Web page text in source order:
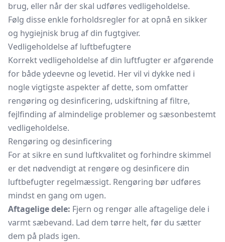
brug, eller når der skal udføres vedligeholdelse.
Følg disse enkle forholdsregler for at opnå en sikker
og hygiejnisk brug af din fugtgiver.
Vedligeholdelse af luftbefugtere
Korrekt vedligeholdelse af din luftfugter er afgørende
for både ydeevne og levetid. Her vil vi dykke ned i
nogle vigtigste aspekter af dette, som omfatter
rengøring og desinficering, udskiftning af filtre,
fejlfinding af almindelige problemer og sæsonbestemt
vedligeholdelse.
Rengøring og desinficering
For at sikre en sund luftkvalitet og forhindre skimmel
er det nødvendigt at rengøre og desinficere din
luftbefugter regelmæssigt. Rengøring bør udføres
mindst en gang om ugen.
Aftagelige dele: Fjern og rengør alle aftagelige dele i
varmt sæbevand. Lad dem tørre helt, før du sætter
dem på plads igen.